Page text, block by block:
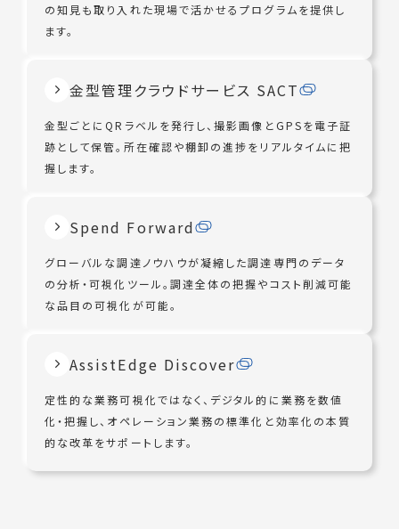
の知見も取り入れた現場で活かせるプログラムを提供し
ます。
金型管理クラウドサービス SACT
金型ごとにQRラベルを発行し、撮影画像とGPSを電子証
跡として保管。所在確認や棚卸の進捗をリアルタイムに把
握します。
Spend Forward
グローバルな調達ノウハウが凝縮した調達専門のデータ
の分析・可視化ツール。調達全体の把握やコスト削減可能
な品目の可視化が可能。
AssistEdge Discover
定性的な業務可視化ではなく、デジタル的に業務を数値
化・把握し、オペレーション業務の標準化と効率化の本質
的な改革をサポートします。